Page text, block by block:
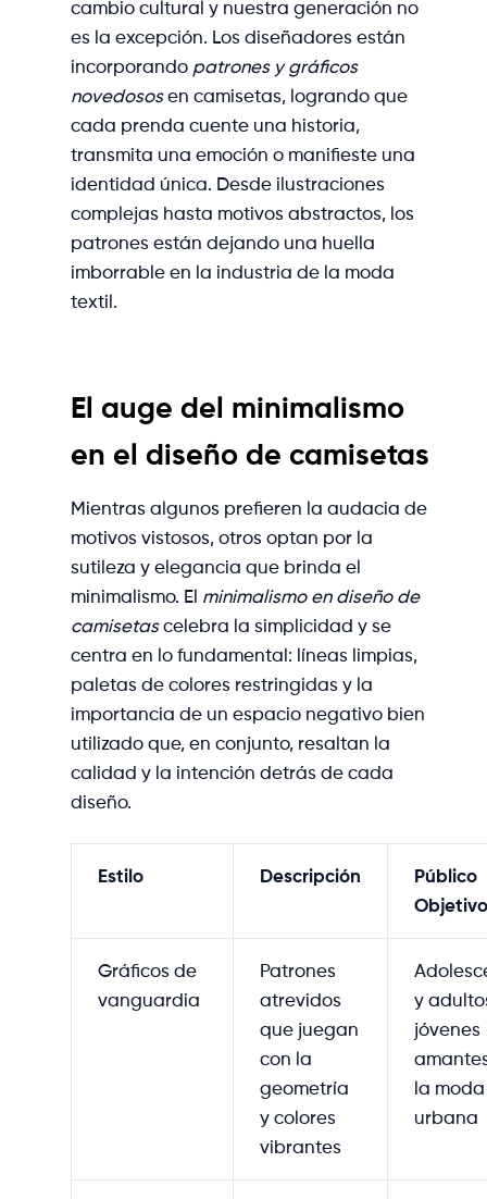
cambio cultural y nuestra generación no
es la excepción. Los diseñadores están
incorporando patrones y gráficos
novedososen camisetas, logrando que
cada prenda cuente una historia,
transmita una emoción o manifieste una
identidad única. Desde ilustraciones
complejas hasta motivos abstractos, los
patrones están dejando una huella
imborrable en la industria de la moda
textil.
El auge del minimalismo
en el diseño de camisetas
Mientras algunos prefieren la audacia de
motivos vistosos, otros optan por la
sutileza y elegancia que brinda el
minimalismo. El minimalismo en diseño de
camisetascelebra la simplicidad y se
centra en lo fundamental: líneas limpias,
paletas de colores restringidas y la
importancia de un espacio negativo bien
utilizado que, en conjunto, resaltan la
calidad y la intención detrás de cada
diseño.
Estilo Descripción
Público
Objetivo
Gráficos de
vanguardia
Patrones
atrevidos
que juegan
con la
geometría
y colores
vibrantes
y
jóvenes
la moda
urbana